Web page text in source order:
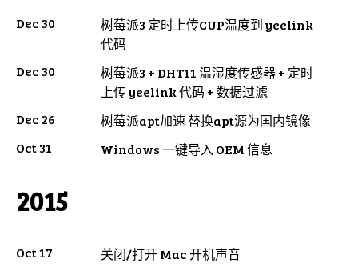
Dec 30
树莓派3 定时上传CUP温度到 yeelink
代码
Dec 30
树莓派3 + DHT11 温湿度传感器 + 定时
上传 yeelink 代码 + 数据过滤
Dec 26
树莓派apt加速 替换apt源为国内镜像
Oct 31
Windows 一键导入 OEM 信息
2015
Oct 17
关闭/打开 Mac 开机声音